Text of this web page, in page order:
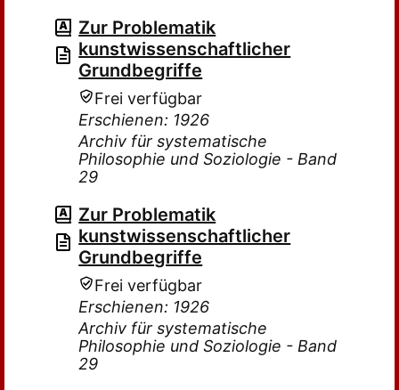
Zur Problematik
kunstwissenschaftlicher
Grundbegriffe
Frei verfügbar
Erschienen: 1926
Archiv für systematische
Philosophie und Soziologie - Band
29
Zur Problematik
kunstwissenschaftlicher
Grundbegriffe
Frei verfügbar
Erschienen: 1926
Archiv für systematische
Philosophie und Soziologie - Band
29